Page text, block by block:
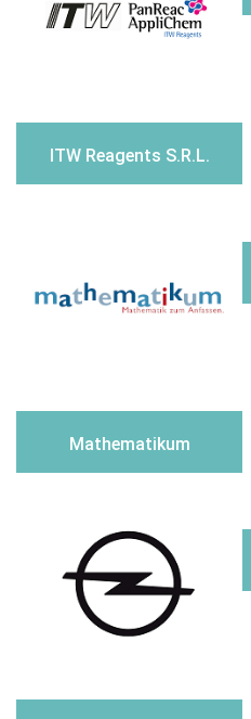
ITW Reagents S.R.L.
Mathematikum